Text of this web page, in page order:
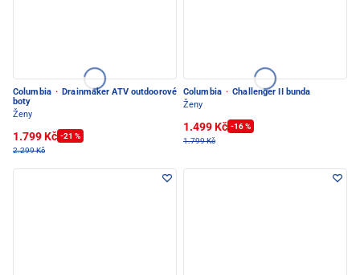
Columbia · Drainmaker ATV outdoorové
boty
Ženy
1.799 Kč -21 %
2.299 Kč
Columbia · Challenger II bunda
Ženy
1.499 Kč -16 %
1.799 Kč